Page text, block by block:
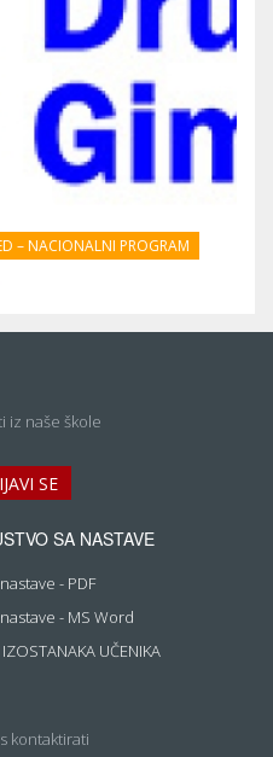
– NACIONALNI PROGRAM
iz naše škole
SA NASTAVE
- PDF
- MS Word
UČENIKA
kontaktirati